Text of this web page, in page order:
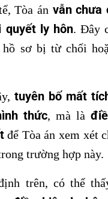
Tòa án vẫn chưa
quyết ly hôn. Đây
hồ sơ bị từ chối
tuyên bố mất
thức, mà là
để Tòa án xem xét
trường hợp này.
trên, có thể